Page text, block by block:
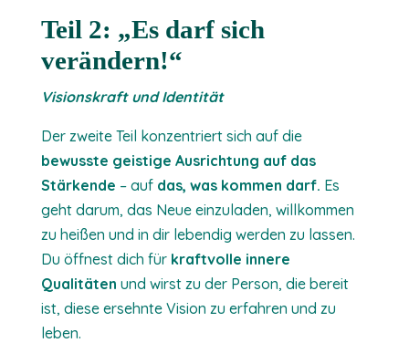
Teil 2: „Es darf sich
verändern!“
Visionskraft und Identität
Der zweite Teil konzentriert sich auf die
bewusste geistige Ausrichtung auf das
Stärkende – auf das, was kommen darf. Es
geht darum, das Neue einzuladen, willkommen
zu heißen und in dir lebendig werden zu lassen.
Du öffnest dich für kraftvolle innere
Qualitäten und wirst zu der Person, die bereit
ist, diese ersehnte Vision zu erfahren und zu
leben.